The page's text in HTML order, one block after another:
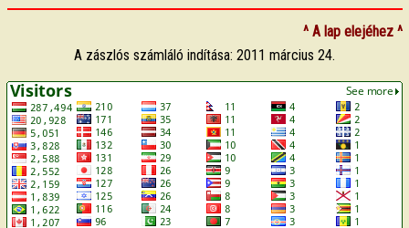
^ A lap elejéhez ^
A zászlós számláló indítása: 2011 március 24.